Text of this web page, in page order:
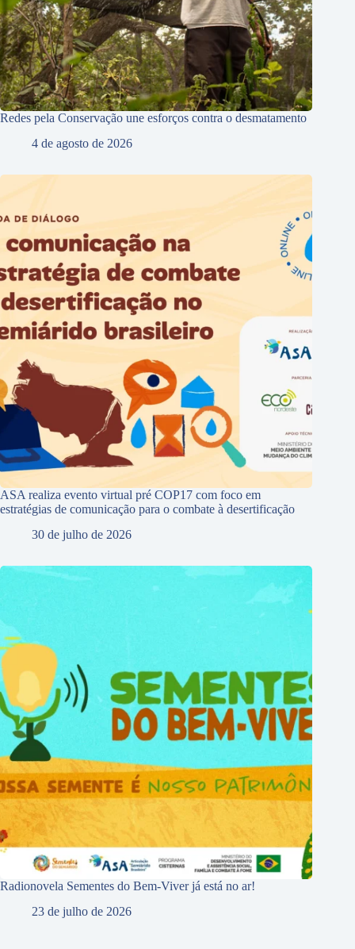
Redes pela Conservação une esforços contra o desmatamento
4 de agosto de 2026
ASA realiza evento virtual pré COP17 com foco em
estratégias de comunicação para o combate à desertificação
30 de julho de 2026
Radionovela Sementes do Bem-Viver já está no ar!
23 de julho de 2026